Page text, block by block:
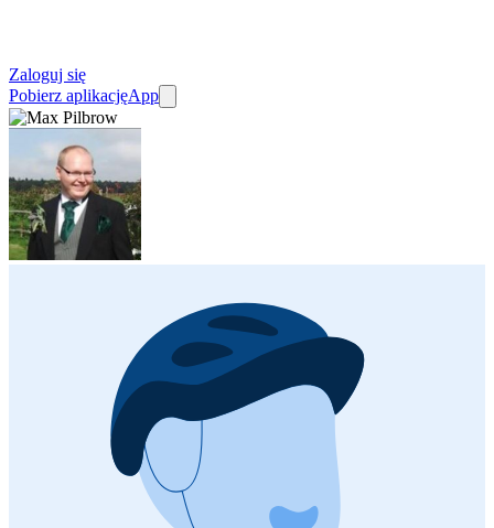
Zaloguj się
Pobierz aplikacjęApp